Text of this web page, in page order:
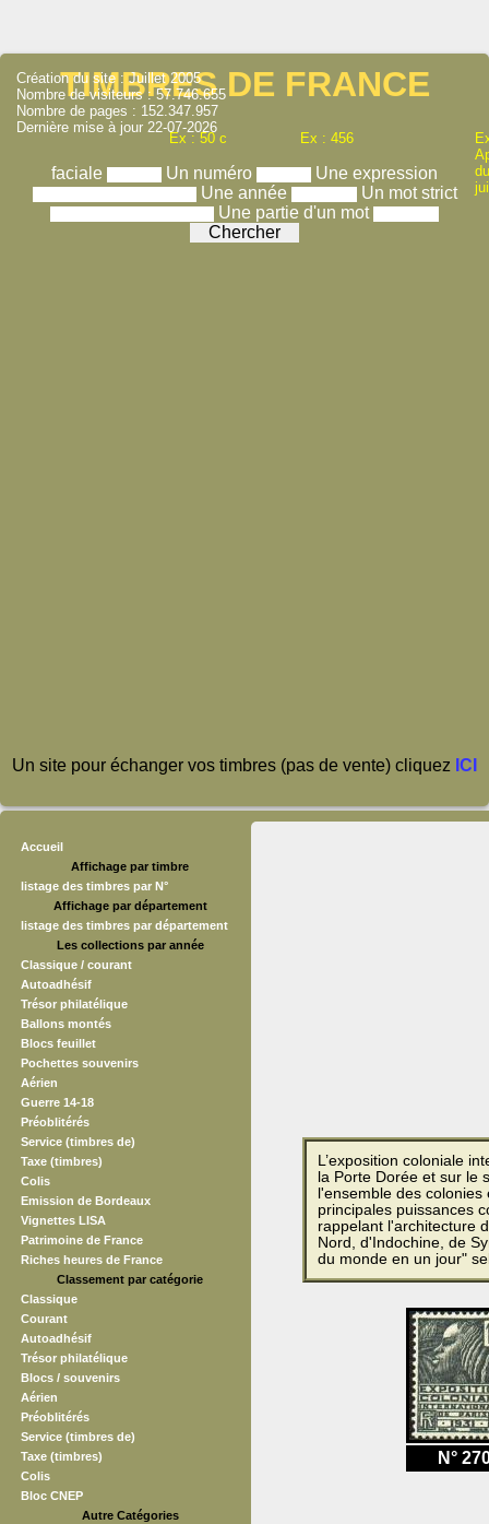
TIMBRES DE FRANCE
Ex : 50 c Ex : 456
faciale Un numéro
Une expression
Une année
Un mot strict
Une partie d'un mot
Création du site : Juillet 2005
Nombre de visiteurs : 57.746.655
Nombre de pages : 152.347.957
Dernière mise à jour 22-07-2026
Un site pour échanger vos timbres (pas de vente) cliquez ICI
Accueil
Affichage par timbre
listage des timbres par N°
Affichage par département
listage des timbres par département
Les collections par année
Classique / courant
Autoadhésif
Trésor philatélique
Ballons montés
Blocs feuillet
Pochettes souvenirs
Aérien
Guerre 14-18
Préoblitérés
Service (timbres de)
Taxe (timbres)
Colis
Emission de Bordeaux
Vignettes LISA
Patrimoine de France
Riches heures de France
Classement par catégorie
Classique
Courant
Autoadhésif
Trésor philatélique
Blocs / souvenirs
Aérien
Préoblitérés
Service (timbres de)
Taxe (timbres)
Colis
Bloc CNEP
Autre Catégories
L’exposition coloniale
la Porte Dorée et sur le
l'ensemble des
principales puissances
rappelant l'architecture
Nord, d'Indochine, de
du monde en un jour"
N°